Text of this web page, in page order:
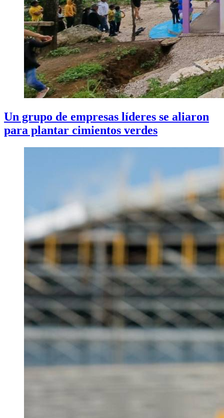
Un grupo de empresas líderes se aliaron
para plantar cimientos verdes